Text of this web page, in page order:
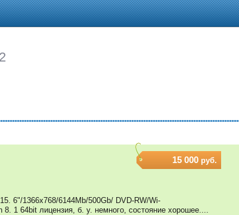
15 000 руб.
6"/1366x768/6144Mb/500Gb/ DVD-RW/Wi-
1 64bit лицензия, б. у. немного, состояние хорошее....